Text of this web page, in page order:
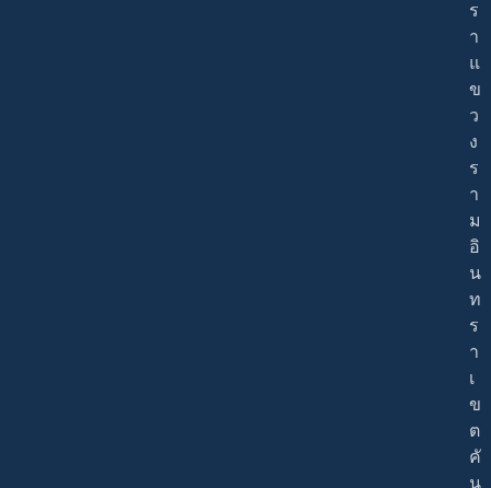
ร
า
แ
ข
ว
ง
ร
า
ม
อิ
น
ท
ร
า
เ
ข
ต
คั
น